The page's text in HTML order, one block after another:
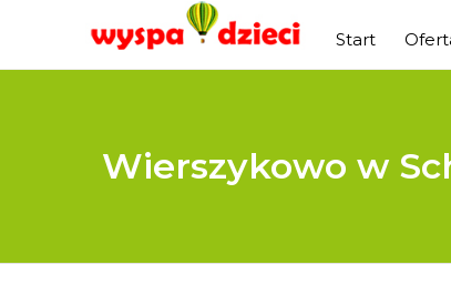
Start
Wierszykowo w